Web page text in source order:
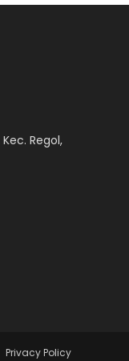
Regol,
Privacy Policy